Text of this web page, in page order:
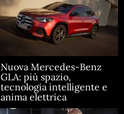
Nuova Mercedes-Benz
GLA: più spazio,
tecnologia intelligente e
anima elettrica